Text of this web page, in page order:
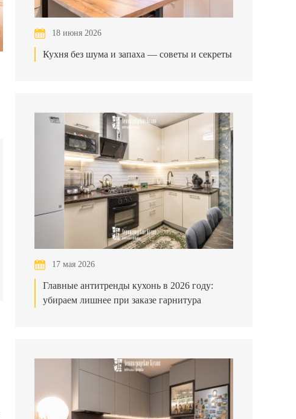
18 июня 2026
Кухня без шума и запаха — советы и секреты
17 мая 2026
Главные антитренды кухонь в 2026 году:
убираем лишнее при заказе гарнитура